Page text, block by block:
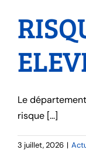
Le
risque [...]
3 juillet, 2026 |